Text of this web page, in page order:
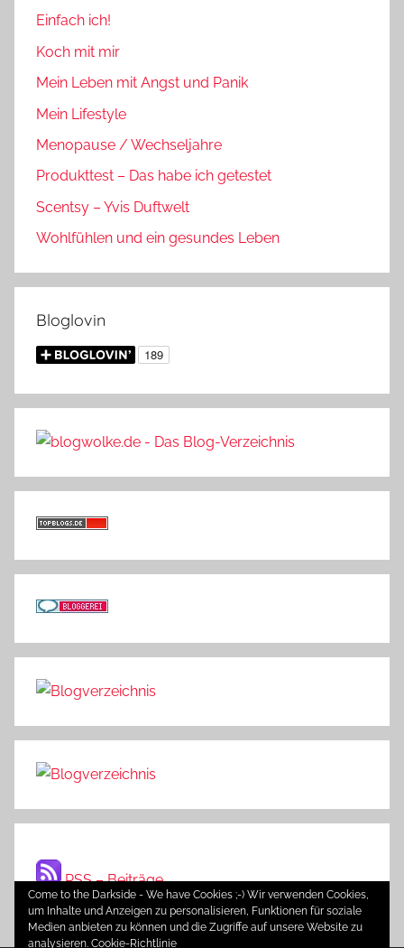
Einfach ich!
Koch mit mir
Mein Leben mit Angst und Panik
Mein Lifestyle
Menopause / Wechseljahre
Produkttest – Das habe ich getestet
Scentsy – Yvis Duftwelt
Wohlfühlen und ein gesundes Leben
Bloglovin
RSS – Beiträge
Come to the Darkside - We have Cookies ;-) Wir verwenden Cookies,
um Inhalte und Anzeigen zu personalisieren, Funktionen für soziale
Medien anbieten zu können und die Zugriffe auf unsere Website zu
analysieren. Cookie-Richtlinie